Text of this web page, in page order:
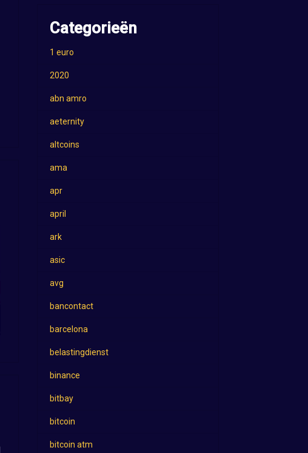
Categorieën
1 euro
2020
abn amro
aeternity
altcoins
ama
apr
april
ark
asic
avg
bancontact
barcelona
belastingdienst
binance
bitbay
bitcoin
bitcoin atm